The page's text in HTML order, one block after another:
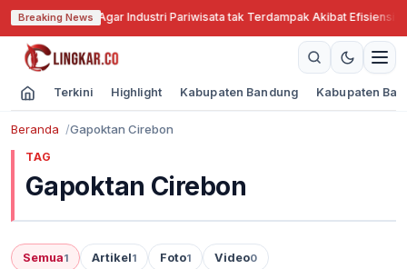
Breaking News
Cari Solusi Agar Industri Pariwisata tak Terdampak Akibat Efisiensi
Terkini Highlight Kabupaten Bandung Kabupaten
Beranda Gapoktan Cirebon
TAG
Gapoktan Cirebon
Semua1 Artikel1 Foto1 Video0